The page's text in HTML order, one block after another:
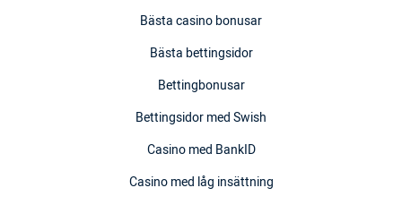
Bästa casino bonusar
Bästa bettingsidor
Bettingbonusar
Bettingsidor med Swish
Casino med BankID
Casino med låg insättning